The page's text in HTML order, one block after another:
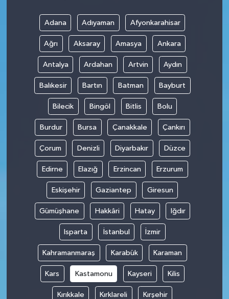
Adana Adıyaman Afyonkarahisar
Ağrı Aksaray Amasya Ankara
Antalya Ardahan Artvin Aydın
Balıkesir Bartın Batman Bayburt
Bilecik Bingöl Bitlis Bolu
Burdur Bursa Çanakkale Çankırı
Çorum Denizli Diyarbakır Düzce
Edirne Elazığ Erzincan Erzurum
Eskişehir Gaziantep Giresun
Gümüşhane Hakkâri Hatay Iğdır
Isparta İstanbul İzmir
Kahramanmaraş Karabük Karaman
Kars Kastamonu Kayseri Kilis
Kırıkkale Kırklareli Kırşehir